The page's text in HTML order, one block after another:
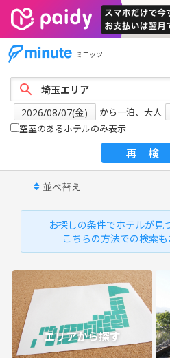
ミニッツ
から一泊、大人
空室のあるホテルのみ表示
再検
並べ替え
お探しの条件でホテルが見
こちらの方法での検索も
エリアから探す